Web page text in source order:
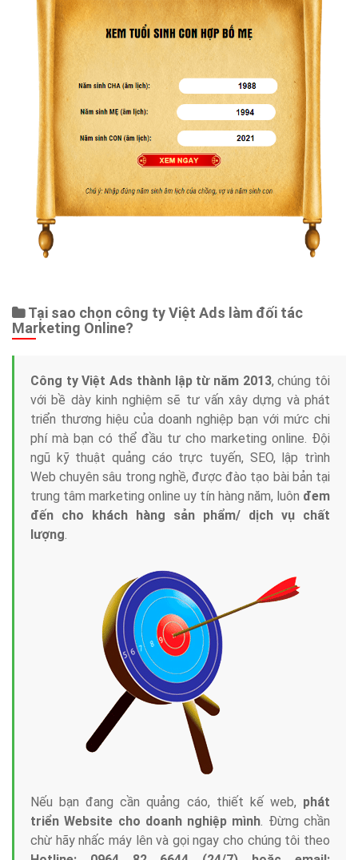
Tại sao chọn công ty Việt Ads làm đối tác
Marketing Online?
Công ty Việt Ads thành lập từ năm 2013, chúng tôi
với bề dày kinh nghiệm sẽ tư vấn xây dựng và phát
triển thương hiệu của doanh nghiệp bạn với mức chi
phí mà bạn có thể đầu tư cho marketing online. Đội
ngũ kỹ thuật quảng cáo trực tuyến, SEO, lập trình
Web chuyên sâu trong nghề, được đào tạo bài bản tại
trung tâm marketing online uy tín hàng năm, luôn đem
đến cho khách hàng sản phẩm/ dịch vụ chất
lượng.
Nếu bạn đang cần quảng cáo, thiết kế web, phát
triển Website cho doanh nghiệp mình. Đừng chần
chừ hãy nhấc máy lên và gọi ngay cho chúng tôi theo